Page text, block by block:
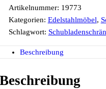
Artikelnummer: 19773
Kategorien: Edelstahlmöbel,
Schlagwort:
Beschreibung
Beschreibung